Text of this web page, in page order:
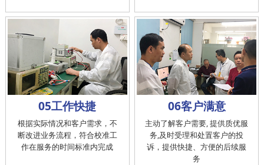
05工作快捷
根据实际情况和客户需求，不
断改进业务流程，符合校准工
作在服务的时间标准内完成
06客户满意
主动了解客户需要, 提供质优服
务,及时受理和处置客户的投
诉，提供快捷、方便的后续服
务